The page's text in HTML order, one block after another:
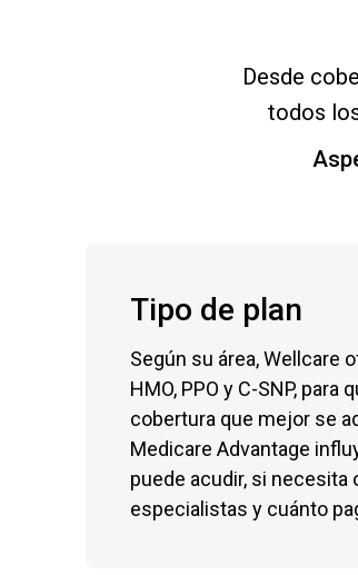
Desde
todos
Tipo de plan
Según su área, Wellcare
HMO, PPO y C-SNP,
cobertura que mejor se
Medicare Advantage
puede acudir, si necesita
especialistas y cuánto